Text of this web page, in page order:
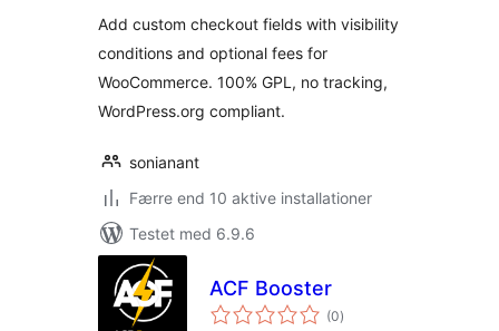
Add custom checkout fields with visibility
conditions and optional fees for
WooCommerce. 100% GPL, no tracking,
WordPress.org compliant.
sonianant
Færre end 10 aktive installationer
Testet med 6.9.6
ACF Booster
(0totale
bedømmelser
)